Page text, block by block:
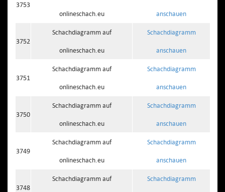
3753
onlineschach.eu anschauen
3752
Schachdiagramm auf
onlineschach.eu
Schachdiagramm
anschauen
3751
Schachdiagramm auf
onlineschach.eu
Schachdiagramm
anschauen
3750
Schachdiagramm auf
onlineschach.eu
Schachdiagramm
anschauen
3749
Schachdiagramm auf
onlineschach.eu
Schachdiagramm
anschauen
3748
Schachdiagramm auf Schachdiagramm